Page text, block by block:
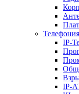
Телефония
IP-
IP-